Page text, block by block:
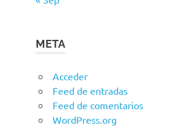
META
Acceder
Feed de entradas
Feed de comentarios
WordPress.org